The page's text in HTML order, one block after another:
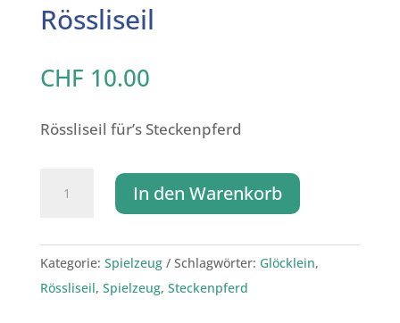
Rössliseil
CHF 10.00
Rössliseil für’s Steckenpferd
Menge
In den Warenkorb
Kategorie: Spielzeug Schlagwörter: Glöcklein,
Rössliseil, Spielzeug, Steckenpferd